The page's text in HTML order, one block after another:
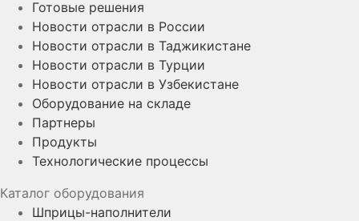
Готовые решения
Новости отрасли в России
Новости отрасли в Таджикистане
Новости отрасли в Турции
Новости отрасли в Узбекистане
Оборудование на складе
Партнеры
Продукты
Технологические процессы
Каталог оборудования
Шприцы-наполнители